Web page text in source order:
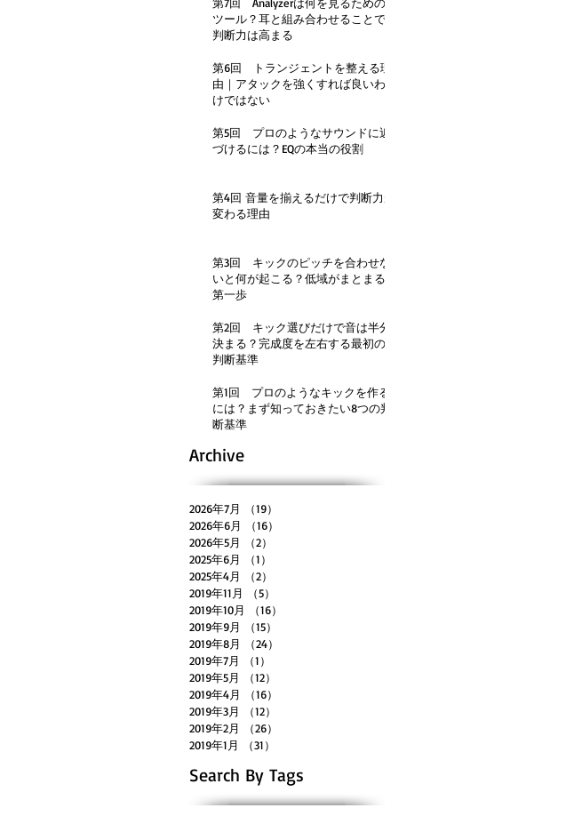
ツール？耳と組み合わせることで
判断力は高まる
第6回 トランジェントを整える理
由｜アタックを強くすれば良いわ
けではない
第5回 プロのようなサウンドに近
づけるには？EQの本当の役割
第4回 音量を揃えるだけで判断力が
変わる理由
第3回 キックのピッチを合わせな
いと何が起こる？低域がまとまる
第一歩
第2回 キック選びだけで音は半分
決まる？完成度を左右する最初の
判断基準
第1回 プロのようなキックを作る
には？まず知っておきたい8つの判
断基準
Archive
2026年7月 （19）
2026年6月
（16）
2026年5月
（2）
2025年6月
（1）
2025年4月
（2）
2019年11月
（5）
2019年10月
（16）
2019年9月
（15）
2019年8月
（24）
2019年7月
（1）
2019年5月
（12）
2019年4月
（16）
2019年3月
（12）
2019年2月
（26）
2019年1月
（31）
Search By Tags